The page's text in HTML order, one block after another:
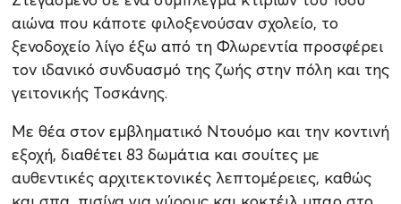
αιώνα που κάποτε φιλοξενούσαν σχολείο, το
ξενοδοχείο λίγο έξω από τη Φλωρεντία προσφέρει
τον ιδανικό συνδυασμό της ζωής στην πόλη και της
γειτονικής Τοσκάνης.
Με θέα στον εμβληματικό Ντουόμο και την κοντινή
εξοχή, διαθέτει 83 δωμάτια και σουίτες με
αυθεντικές αρχιτεκτονικές λεπτομέρειες, καθώς